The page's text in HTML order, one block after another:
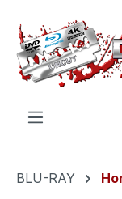
Zum Hauptinhalt
BLU-RAY